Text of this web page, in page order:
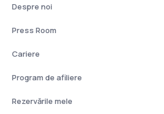
Despre noi
Press Room
Cariere
Program de afiliere
Rezervările mele